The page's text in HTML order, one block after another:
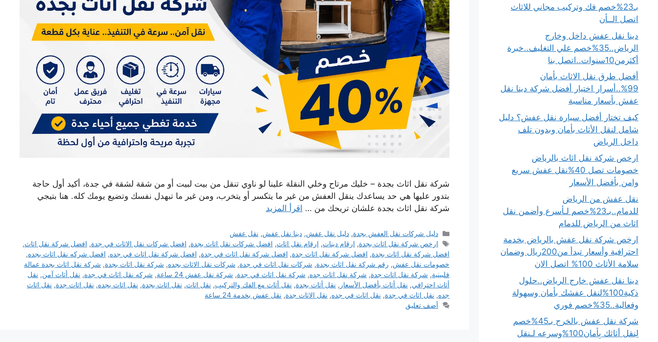
شركة نقل اثاث بجدة – خليك مرتاح وخلي النقلة علينا لو ناوي تنقل من بيت لبيت أو من شقة لشقة في جدة، أكيد أول حاجة
بتدور عليها هي حد يساعدك ينقل العفش من غير ما يتكسر أو يتخرب، ومن غير ما تبهدل نفسك وتضيع يومك كله. هنا بتيجي
شركة نقل اثاث بجدة علشان تريحك من … اقرأ المزيد
التصنيفات
دليل شركات نقل العفش بجدة,دليل نقل عفش,دينا نقل عفش, نقل عفش
الوسوم
ارخص شركة نقل اثاث بجدة, ارقام دينات, ارقام نقل اثاث, افضل شركات نقل اثاث بجدة, افضل شركات نقل الاثاث في جدة, افضل شركة نقل اثاث,
افضل شركة نقل اثاث بجدة, افضل شركة نقل اثاث جدة, افضل شركة نقل اثاث في جدة, افضل شركة نقل اثاث في جده, افضل شركه نقل اثاث بجده,
خصومات نقل عفش, رقم شركة نقل اثاث بجدة, شركات نقل اثاث في جدة, شركات نقل الاثاث بجده, شركة نقل اثاث بجدة, شركة نقل اثاث بجدة عمالة
فلبينية, شركة نقل اثاث جدة, شركة نقل اثاث جده, شركة نقل اثاث في جدة, شركة نقل عفش 24 ساعة , شركه نقل اثاث في جده, نقل أثاث آمن, نقل
أثاث احترافي, نقل أثاث بأفضل الأسعار , نقل أثاث بجدة, نقل أثاث مع الفك والتركيب, نقل اثاث, نقل اثاث بجدة, نقل اثاث بجده, نقل اثاث جدة, نقل اثاث
جده, نقل اثاث في جدة, نقل اثاث في جده, نقل الاثاث جدة, نقل عفش بخدمة 24 ساعة
أضف تعليق
بـ23%خصم فك وتركيب مجاني للاثاث
اتصل الــأن
دينا نقل عفش داخل وخارج
الرياض..35%خصم علي التغليف..خبرة
أكثرمن10سنوات..اتصل بنا
أفضل طرق نقل الاثاث بأمان
99%..أسرار اختيار أفضل شركة دينا نقل
عفش بأسعار مناسبة
كيف تختار أفضل سيارة نقل عفش؟ دليل
شامل لنقل الأثاث بأمان وبدون تلف
داخل الرياض
ارخص شركة نقل اثاث بالرياض
خصومات تصل 40%نقل عفش سريع
وامن بأفضل الأسعار
نقل عفش من الرياض
للدمام..بـ23%خصم لـأسرع وأضمن نقل
اثاث من الرياض للدمام
ارخص شركة نقل عفش بالرياض بخدمة
احترافية وأسعار تبدأ من200ريال وضمان
سلامة الأثاث 100% اتصل الان
دينا نقل عفش خارج الرياض..حلول
ذكية100%لنقل عفشك بأمان وسهولة
وفعالية..35%خصم فوري
شركة نقل عفش بالخرج بـ45%خصم
لِنقل أثاثك بِأمان100%وسرعه لـنقل